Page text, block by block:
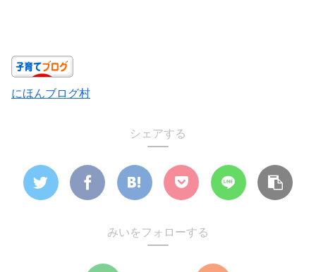
にほんブログ村
シェアする
みいをフォローする